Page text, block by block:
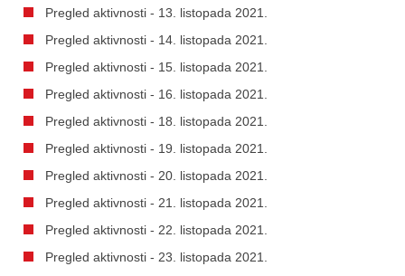
Pregled aktivnosti - 13. listopada 2021.
Pregled aktivnosti - 14. listopada 2021.
Pregled aktivnosti - 15. listopada 2021.
Pregled aktivnosti - 16. listopada 2021.
Pregled aktivnosti - 18. listopada 2021.
Pregled aktivnosti - 19. listopada 2021.
Pregled aktivnosti - 20. listopada 2021.
Pregled aktivnosti - 21. listopada 2021.
Pregled aktivnosti - 22. listopada 2021.
Pregled aktivnosti - 23. listopada 2021.